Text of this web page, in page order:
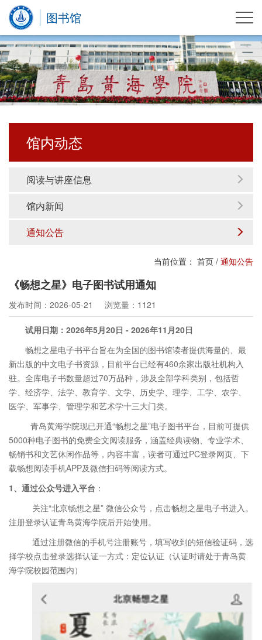
图书馆
馆内动态
阅读与讲座信息
馆内新闻
通知公告
当前位置： 首页 / 通知公告
《畅想之星》电子图书试用通知
发布时间：2026-05-21 浏览量：1121
试用日期：2026年5月20日 - 2026年11月20日
畅想之星电子书平台旨在为全国的图书馆读者提供海量的、最
新出版的中文电子书资源，目前平台已经有460余家出版社机构入
驻。全库电子书数量超过70万品种，涉及全部学科类别，包括哲
学、经济学、法学、教育学、文学、历史学、理学、工学、农学、
医学、军事学、管理学和艺术学十三大门类。
青岛黄海学院现已开通“畅想之星”电子图书平台，目前可提供
5000种电子图书的免费全文阅读服务，涵盖经典读物、专业学术、
畅销书和文艺休闲作品等，内容丰富，读者可通过PC登录网页、下
载畅想阅读手机APP及微信扫码等阅读方式。
1、通过公众号进入平台 ：
关注“北京畅想之星” 微信公众号，点击畅想之星电子书进入。
注册登录认证青岛黄海学院后开始使用。
通过注册微信的手机号注册账号，填写收到的短信验证码，选
择学校点击登录选择认证一方式：定位认证（认证时请处于青岛黄
海学院校园范围内）